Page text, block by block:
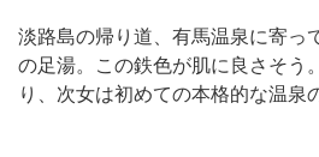
淡路島の帰り道、有馬温泉に寄っ
の足湯。この鉄色が肌に良さそう
り、次女は初めての本格的な温泉